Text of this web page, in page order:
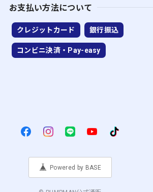
お支払い方法について
クレジットカード 銀行振込
コンビニ決済・Pay-easy
Powered by BASE